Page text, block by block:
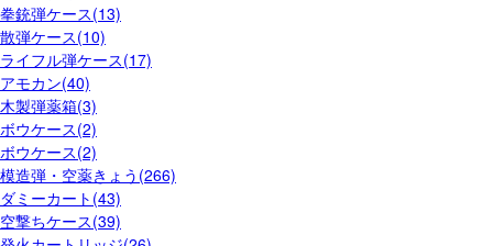
拳銃弾ケース(13)
散弾ケース(10)
ライフル弾ケース(17)
アモカン(40)
木製弾薬箱(3)
ボウケース(2)
ボウケース(2)
模造弾・空薬きょう(266)
ダミーカート(43)
空撃ちケース(39)